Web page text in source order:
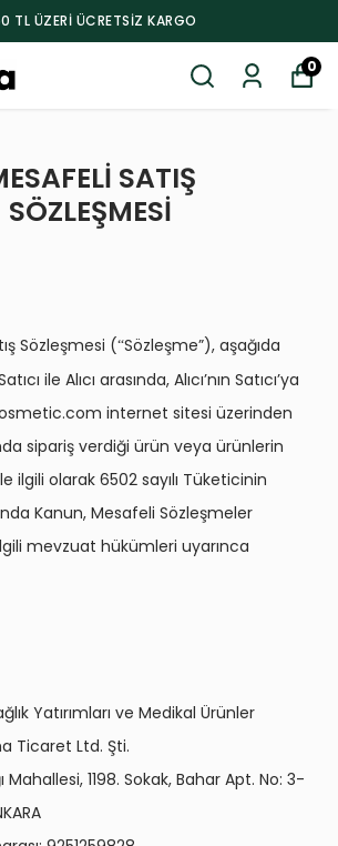
TL ÜZERI ÜCRETSIZ KARGO
0
SATIŞ
SÖZLEŞMESİ
Sözleşmesi (“Sözleşme”), aşağıda
ile Alıcı arasında, Alıcı’nın Satıcı’ya
internet sitesi üzerinden
sipariş verdiği ürün veya ürünlerin
ilgili olarak 6502 sayılı Tüketicinin
Kanun, Mesafeli Sözleşmeler
mevzuat hükümleri uyarınca
Yatırımları ve Medikal Ürünler
Ticaret Ltd. Şti.
Mahallesi, 1198. Sokak, Bahar Apt. No: 3-